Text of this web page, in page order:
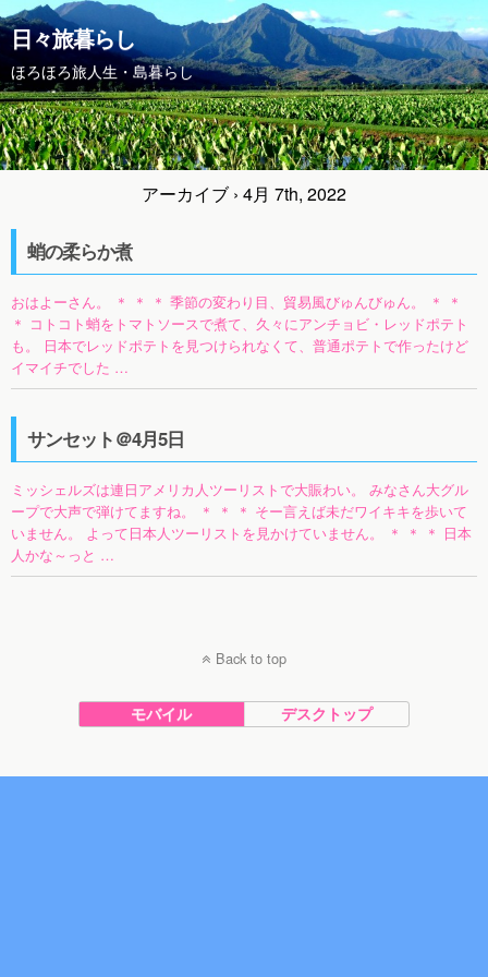
日々旅暮らし
ほろほろ旅人生・島暮らし
アーカイブ › 4月 7th, 2022
蛸の柔らか煮
おはよーさん。 ＊ ＊ ＊ 季節の変わり目、貿易風びゅんびゅん。 ＊ ＊
＊ コトコト蛸をトマトソースで煮て、久々にアンチョビ・レッドポテト
も。 日本でレッドポテトを見つけられなくて、普通ポテトで作ったけど
イマイチでした …
サンセット＠4月5日
ミッシェルズは連日アメリカ人ツーリストで大賑わい。 みなさん大グル
ープで大声で弾けてますね。 ＊ ＊ ＊ そー言えば未だワイキキを歩いて
いません。 よって日本人ツーリストを見かけていません。 ＊ ＊ ＊ 日本
人かな～っと …
Back to top
モバイル デスクトップ